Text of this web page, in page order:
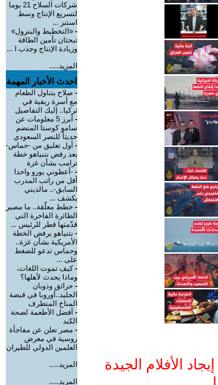
الأفلام الجيدة
شركات السلاح 21 يوما
لتسريع الإنتاج وسط
استنز ...
- «التخطيط والبترول»
تبحثان تأمين الطاقة
وزيادة الإنتاج وجذب ا ...
المزيد.....
احدث الأخبار المهمة
- صلاح يتناول الطعام
مع أسرة ريفية في
تركيا.. إليك التفاصيل
-
أبرز 5 معلومات عن
سامو كوستا المنضم
حديثاً للنصر السعودي
- أول تعليق من -حماس-
بعد رفض نتنياهو خطة
ترامب بشأن غزة
- -أعطوني يورو واحدا
أقل من راتب المدرب
السابق-.. مالديني
يكشف ...
- خطط معلّقة.. ما مصير
الطائرة الفاخرة التي
قدّمتها قطر للرئيس ...
- نتنياهو يرفض الخطة
الأمريكية بشأن غزة..
وحماس تدعو للضغط
على ...
-كيف تموت اللغات،
وماذا يحدث لأهلها؟
- حرائق وذوبان
الجليد..أوروبا في قبضة
المناخ المتطرف
- أفضل الأطعمة لصحة
الكبد
- مصر تعلن عن مفاجأة
روسية في معرض
العلمين الدولي للطيران
المزيد.....
المزيد.....